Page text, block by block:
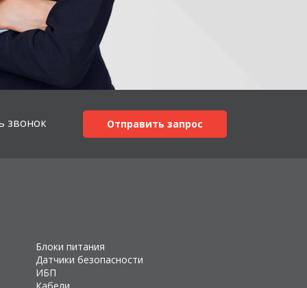
звонок Отправить запрос
Блоки питания
Датчики безопасности
ИБП